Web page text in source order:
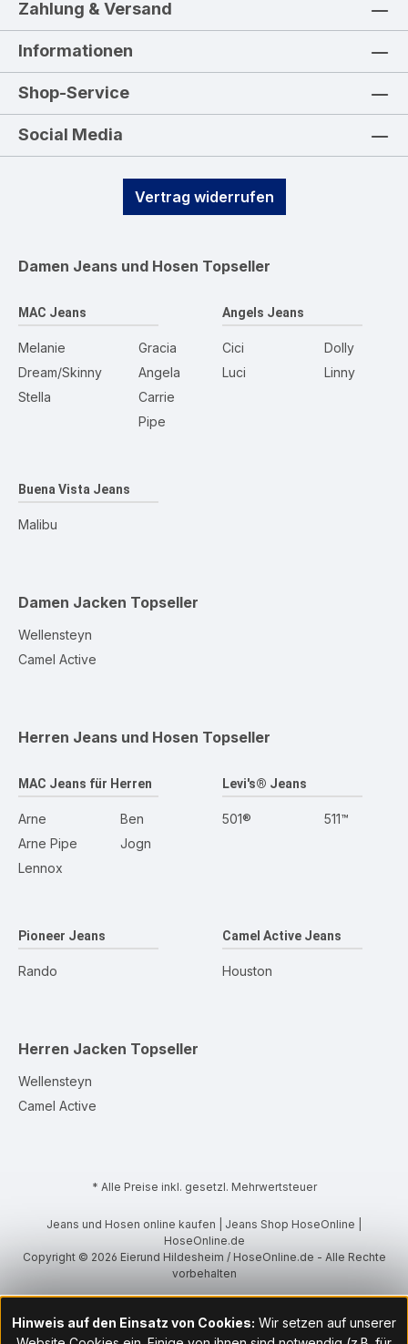
Zahlung & Versand
Informationen
Shop-Service
Social Media
Vertrag widerrufen
Damen Jeans und Hosen Topseller
MAC Jeans
Melanie
Dream/Skinny
Stella
Gracia
Angela
Carrie
Pipe
Angels Jeans
Cici
Luci
Dolly
Linny
Buena Vista Jeans
Malibu
Damen Jacken Topseller
Wellensteyn
Camel Active
Herren Jeans und Hosen Topseller
MAC Jeans für Herren
Arne
Arne Pipe
Lennox
Ben
Jogn
Levi's® Jeans
501® 511™
Pioneer Jeans
Rando
Camel Active Jeans
Houston
Herren Jacken Topseller
Wellensteyn
Camel Active
* Alle Preise inkl. gesetzl. Mehrwertsteuer
Jeans und Hosen online kaufen | Jeans Shop HoseOnline |
HoseOnline.de
Copyright © 2026 Eierund Hildesheim / HoseOnline.de - Alle Rechte
vorbehalten
Hinweis auf den Einsatz von Cookies: Wir setzen auf unserer